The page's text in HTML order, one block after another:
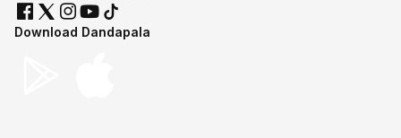
Download Dandapala